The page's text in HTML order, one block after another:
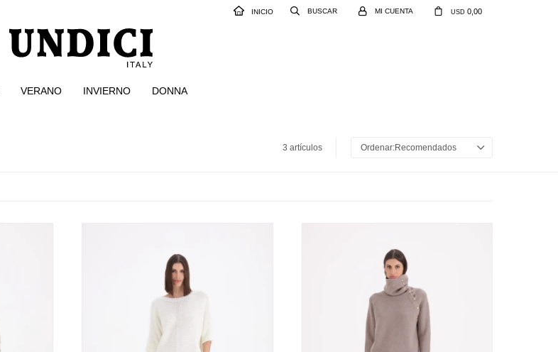
VERANO INVIERNO DONNA
INICIO USD 0,00
3 artículos Recomendados